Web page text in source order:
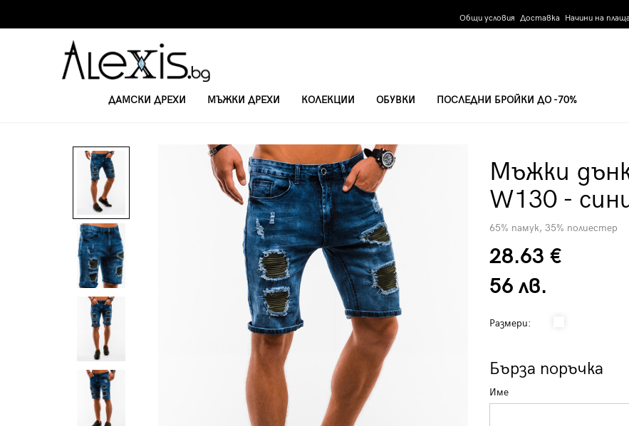
Общи условия Доставка Начини на
ДАМСКИ ДРЕХИ МЪЖКИ ДРЕХИ КОЛЕКЦИИ ОБУВКИ ПОСЛЕДНИ БРОЙКИ ДО -70%
Мъжки
W130 -
65% памук, 35% полиестер
28.63 €
56 лв.
Размери:
Бърза поръчка
Име